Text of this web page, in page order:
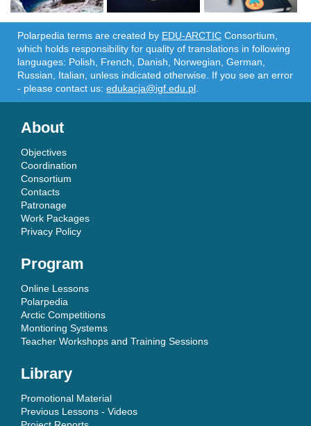
Polarpedia terms are created by EDU-ARCTIC Consortium,
which holds responsibility for quality of translations in following
languages: Polish, French, Danish, Norwegian, German,
Russian, Italian, unless indicated otherwise. If you see an error
- please contact us: edukacja@igf.edu.pl
About
Objectives
Coordination
Consortium
Contacts
Patronage
Work Packages
Privacy Policy
Program
Online Lessons
Polarpedia
Arctic Competitions
Montioring Systems
Teacher Workshops and Training Sessions
Library
Promotional Material
Previous Lessons - Videos